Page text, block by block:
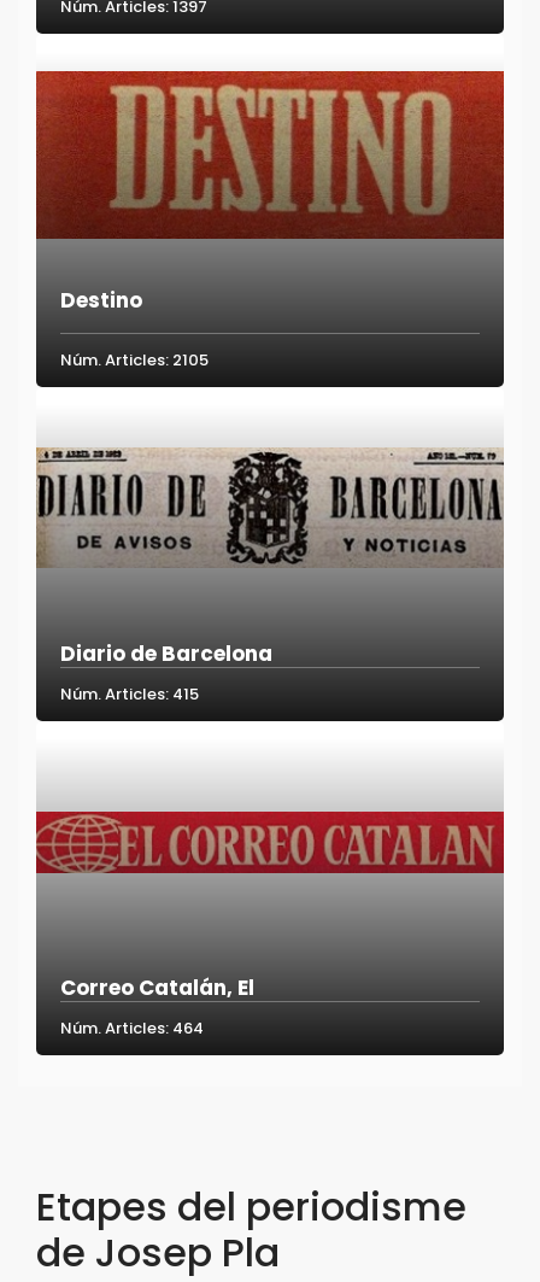
Núm. Articles: 1397
Destino
Núm. Articles: 2105
Diario de Barcelona
Núm. Articles: 415
Correo Catalán, El
Núm. Articles: 464
Etapes del periodisme
de Josep Pla